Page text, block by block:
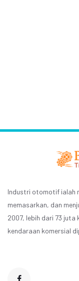
Industri otomotif ialah
memasarkan, dan
2007, lebih dari 73
kendaraan komersial